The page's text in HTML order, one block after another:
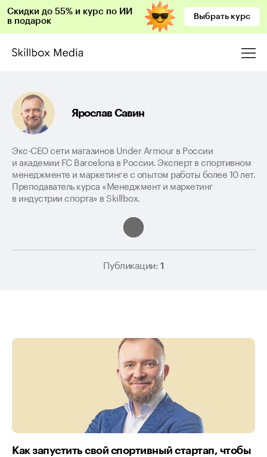
Скидки до 55% и курс по ИИ
в подарок
Выбрать курс
Ярослав Савин
Экс-СЕО сети магазинов Under Armour в России
и академии FC Barcelona в России. Эксперт в спортивном
менеджменте и маркетинге с опытом работы более 10 лет.
Преподаватель курса «Менеджмент и маркетинг
в индустрии спорта» в Skillbox.
Публикации: 1
Как запустить свой спортивный стартап, чтобы